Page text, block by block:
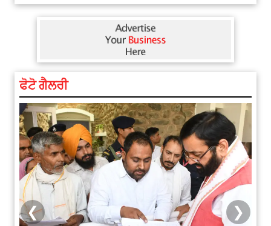
ਫੋਟੋ ਗੈਲਰੀ
❮ ❯